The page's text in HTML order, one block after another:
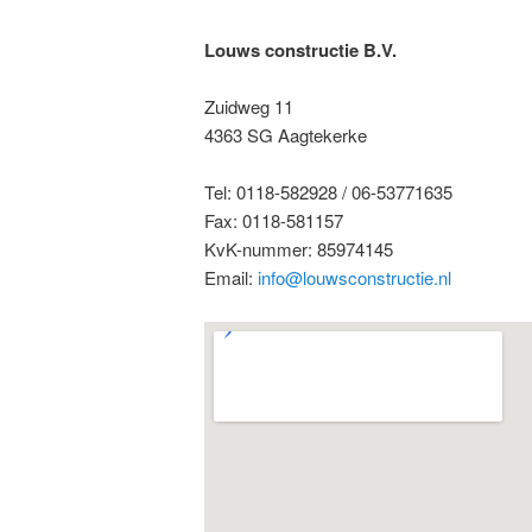
Louws constructie B.V.
Zuidweg 11
4363 SG Aagtekerke
Tel: 0118-582928 / 06-53771635
Fax: 0118-581157
KvK-nummer: 85974145
Email: info@louwsconstructie.nl